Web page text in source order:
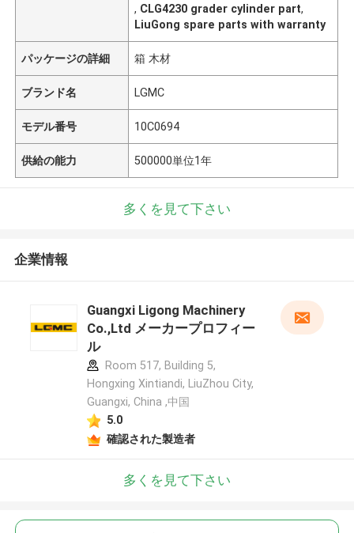
, CLG4230 grader cylinder part,
LiuGong spare parts with warranty
パッケージの詳細 箱 木材
ブランド名 LGMC
モデル番号 10C0694
供給の能力 500000単位1年
多くを見て下さい
企業情報
Guangxi Ligong Machinery
Co.,Ltd メーカープロフィー
ル
Room 517, Building 5,
Hongxing Xintiandi, LiuZhou City,
Guangxi, China ,中国
5.0
確認された製造者
多くを見て下さい